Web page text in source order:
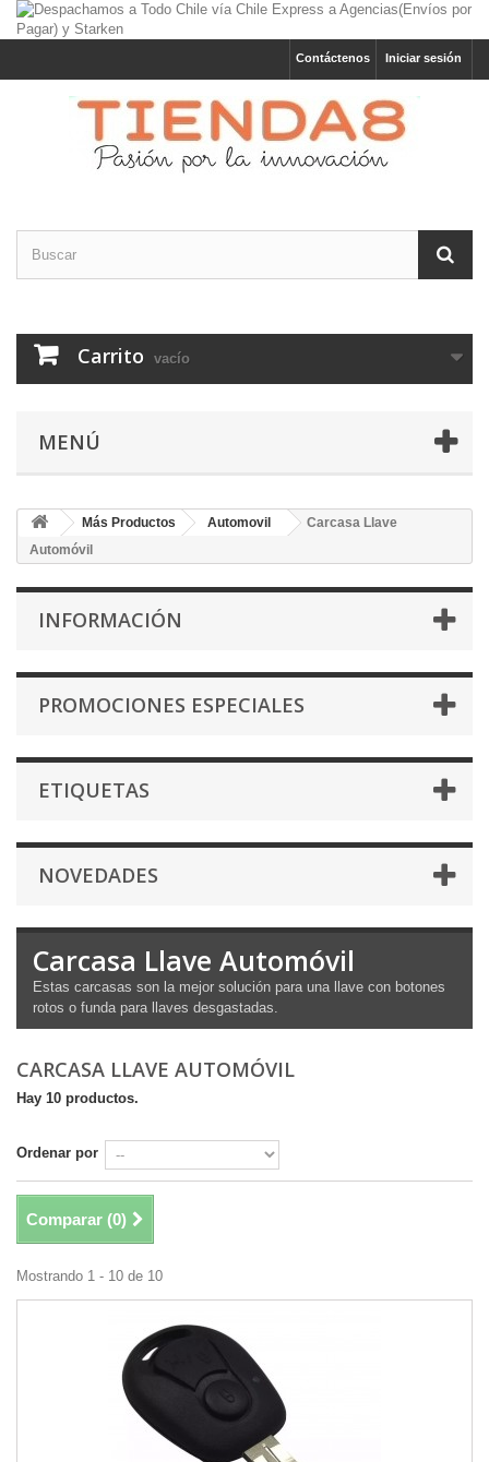
Iniciar sesión
Contáctenos
Carrito vacío
MENÚ
Más Productos Automovil
Carcasa Llave
Automóvil
INFORMACIÓN
PROMOCIONES ESPECIALES
ETIQUETAS
NOVEDADES
Carcasa Llave Automóvil
Estas carcasas son la mejor solución para una llave con botones
rotos o funda para llaves desgastadas.
CARCASA LLAVE AUTOMÓVIL
Hay 10 productos.
Ordenar por
Comparar (0)
Mostrando 1 - 10 de 10